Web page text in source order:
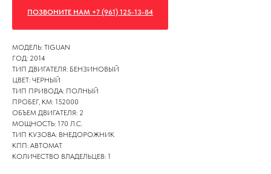
ПОЗВОНИТЕ НАМ +7 (961) 125-13-84
МОДЕЛЬ: TIGUAN
ГОД: 2014
ТИП ДВИГАТЕЛЯ: БЕНЗИНОВЫЙ
ЦВЕТ: ЧЕРНЫЙ
ТИП ПРИВОДА: ПОЛНЫЙ
ПРОБЕГ, КМ: 152000
ОБЪЕМ ДВИГАТЕЛЯ: 2
МОЩНОСТЬ: 170 Л.С.
ТИП КУЗОВА: ВНЕДОРОЖНИК
КПП: АВТОМАТ
КОЛИЧЕСТВО ВЛАДЕЛЬЦЕВ: 1